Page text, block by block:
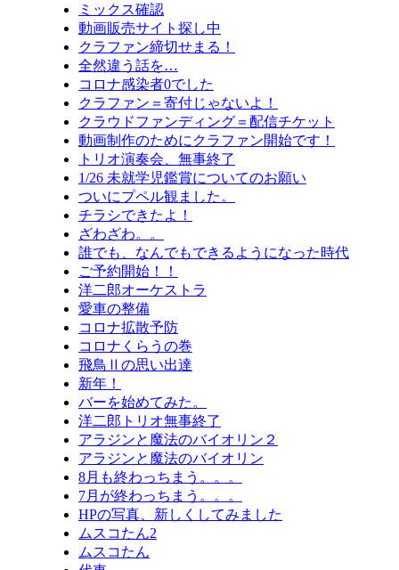
ミックス確認
動画販売サイト探し中
クラファン締切せまる！
全然違う話を…
コロナ感染者0でした
クラファン＝寄付じゃないよ！
クラウドファンディング＝配信チケット
動画制作のためにクラファン開始です！
トリオ演奏会、無事終了
1/26 未就学児鑑賞についてのお願い
ついにプペル観ました。
チラシできたよ！
ざわざわ。。
誰でも、なんでもできるようになった時代
ご予約開始！！
洋二郎オーケストラ
愛車の整備
コロナ拡散予防
コロナくらうの巻
飛鳥Ⅱの思い出達
新年！
バーを始めてみた。
洋二郎トリオ無事終了
アラジンと魔法のバイオリン２
アラジンと魔法のバイオリン
8月も終わっちまう。。。
7月が終わっちまう。。。
HPの写真、新しくしてみました
ムスコたん2
ムスコたん